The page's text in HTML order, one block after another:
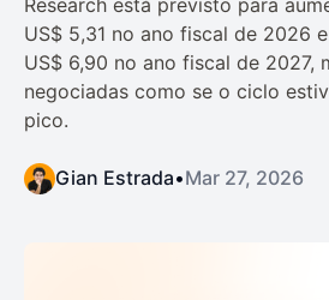
Research está previsto para
US$ 5,31 no ano fiscal de 2026
US$ 6,90 no ano fiscal de 2027,
negociadas como se o ciclo
pico.
Gian Estrada•Mar 27, 2026